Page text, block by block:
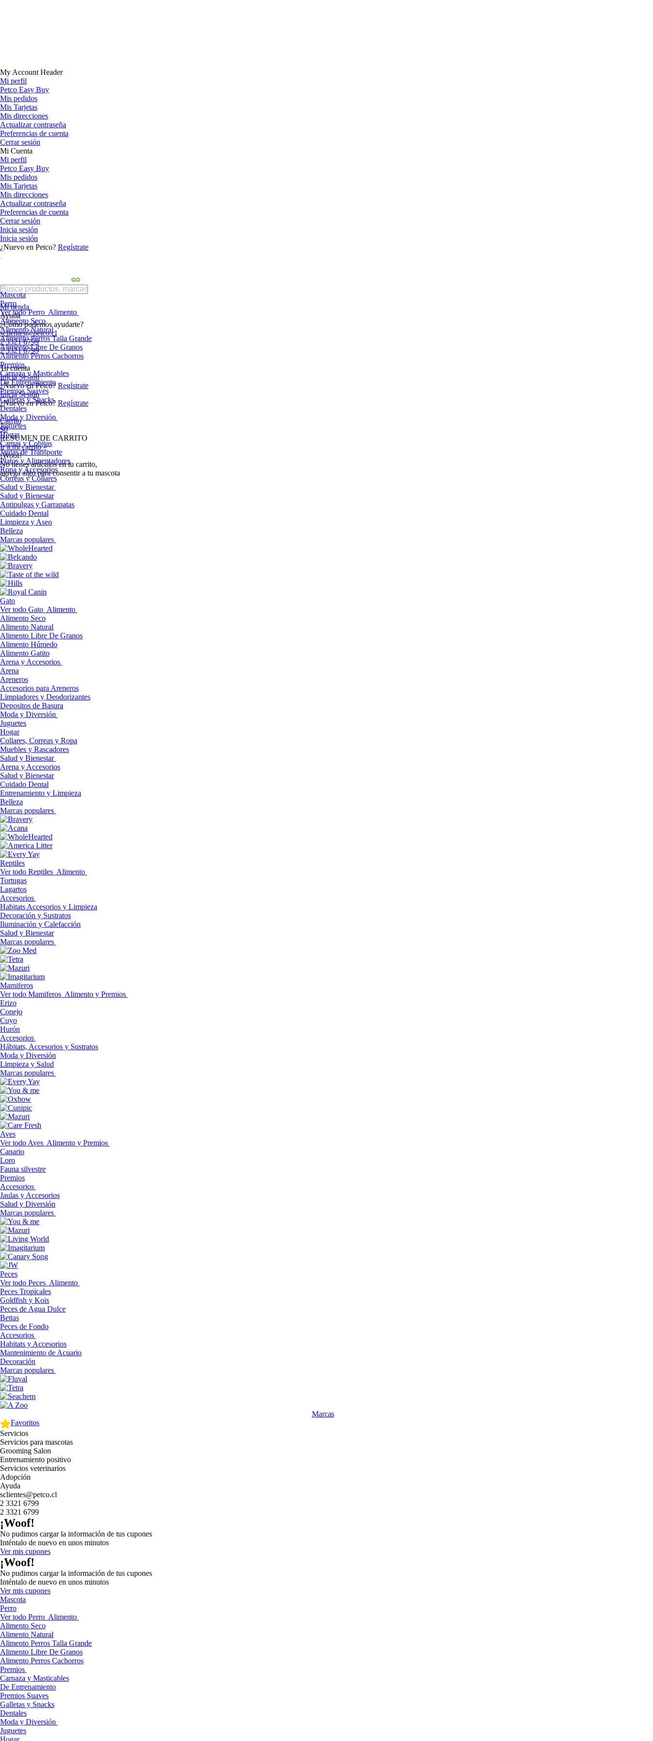
My Account Header
Mi perfil
Petco Easy Buy
Mis pedidos
Mis Tarjetas
Mis direcciones
Actualizar contraseña
Preferencias de cuenta
Cerrar sesión
Mi Cuenta
Mi perfil
Petco Easy Buy
Mis pedidos
Mis Tarjetas
Mis direcciones
Actualizar contraseña
Preferencias de cuenta
Cerrar sesión
Inicia sesión
Inicia sesión
¿Nuevo en Petco? Regístrate
Mi tienda
Ayuda
¿Cómo podemos ayudarte?
sclientes@petco.cl
2 3321 6799
2 3321 6799
Tu cuenta
Inicia Sesión
¿Nuevo en Petco? Regístrate
Inicia Sesión
¿Nuevo en Petco? Regístrate
Carrito
$0
RESUMEN DE CARRITO
Ir a mi carrito »
¡Woof!
No tíenes artículos en tu carrito,
agrega algo para consentir a tu mascota
Mascota
Perro
Ver todo Perro Alimento
Alimento Seco
Alimento Natural
Alimento Perros Talla Grande
Alimento Libre De Granos
Alimento Perros Cachorros
Premios
Carnaza y Masticables
De Entrenamiento
Premios Suaves
Galletas y Snacks
Dentales
Moda y Diversión
Juguetes
Hogar
Camas y Cobijas
Jaulas de Transporte
Platos y Alimentadores
Ropa y Accesorios
Correas y Collares
Salud y Bienestar
Salud y Bienestar
Antipulgas y Garrapatas
Cuidado Dental
Limpieza y Aseo
Belleza
Marcas populares
Gato
Ver todo Gato Alimento
Alimento Seco
Alimento Natural
Alimento Libre De Granos
Alimento Húmedo
Alimento Gatito
Arena y Accesorios
Arena
Areneros
Accesorios para Areneros
Limpiadores y Deodorizantes
Depositos de Basura
Moda y Diversión
Juguetes
Hogar
Collares, Correas y Ropa
Muebles y Rascadores
Salud y Bienestar
Arena y Accesorios
Salud y Bienestar
Cuidado Dental
Entrenamiento y Limpieza
Belleza
Marcas populares
Reptiles
Ver todo Reptiles Alimento
Tortugas
Lagartos
Accesorios
Habitats Accesorios y Limpieza
Decoración y Sustratos
Iluminación y Calefacción
Salud y Bienestar
Marcas populares
Mamiferos
Ver todo Mamiferos Alimento y Premios
Erizo
Conejo
Cuyo
Hurón
Accesorios
Hábitats, Accesorios y Sustratos
Moda y Diversión
Limpieza y Salud
Marcas populares
Aves
Ver todo Aves Alimento y Premios
Canario
Loro
Fauna silvestre
Premios
Accesorios
Jaulas y Accesorios
Salud y Diversión
Marcas populares
Peces
Ver todo Peces Alimento
Peces Tropicales
Goldfish y Kois
Peces de Agua Dulce
Bettas
Peces de Fondo
Accesorios
Habitats y Accesorios
Mantenimiento de Acuario
Decoración
Marcas populares
Marcas
Favoritos
Servicios
Servicios para mascotas
Grooming Salon
Entrenamiento positivo
Servicios veterinarios
Adopción
Ayuda
sclientes@petco.cl
2 3321 6799
2 3321 6799
¡Woof!
No pudimos cargar la información de tus cupones
Inténtalo de nuevo en unos minutos
Ver mis cupones
¡Woof!
No pudimos cargar la información de tus cupones
Inténtalo de nuevo en unos minutos
Ver mis cupones
Mascota
Perro
Ver todo Perro Alimento
Alimento Seco
Alimento Natural
Alimento Perros Talla Grande
Alimento Libre De Granos
Alimento Perros Cachorros
Premios
Carnaza y Masticables
De Entrenamiento
Premios Suaves
Galletas y Snacks
Dentales
Moda y Diversión
Juguetes
Hogar